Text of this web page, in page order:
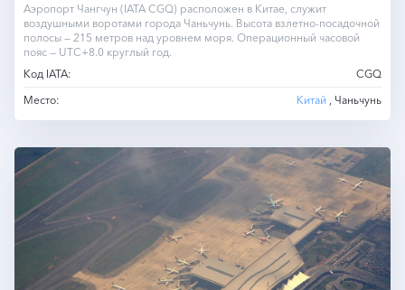
Аэропорт Чангчун (IATA CGQ) расположен в Китае, служит
воздушными воротами города Чаньчунь. Высота взлетно-посадочной
полосы — 215 метров над уровнем моря. Операционный часовой
пояс — UTC+8.0 круглый год.
Код IATA:
CGQ
Место:
Китай , Чаньчунь